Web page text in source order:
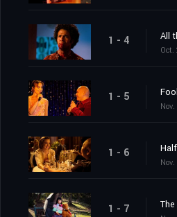
1 - 4 All
Oct.
1 - 5
1 - 6
1 - 7